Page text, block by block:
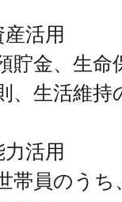
産活用
貯金、生命
、生活維
力活用
帯員のうち